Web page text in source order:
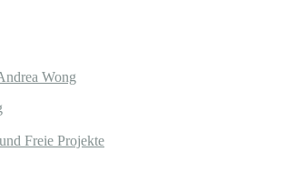
Freie Projekte